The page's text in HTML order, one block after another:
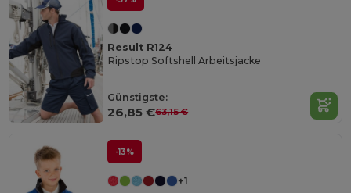
Result R124
Ripstop Softshell Arbeitsjacke
Günstigste:
26,85 €63,15 €
-13%
+1